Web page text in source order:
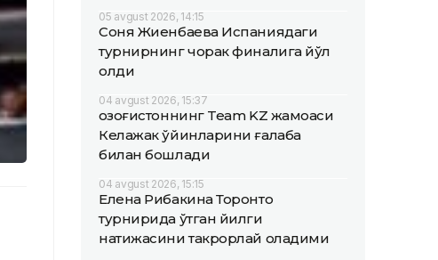
05 avgust 2026, 14:15
Соня Жиенбаева Испаниядаги
турнирнинг чорак финалига йўл
олди
04 avgust 2026, 15:37
Қозоғистоннинг Team KZ жамоаси
Келажак ўйинларини ғалаба
билан бошлади
04 avgust 2026, 15:15
Елена Рибакина Торонто
турнирида ўтган йилги
натижасини такрорлай оладими